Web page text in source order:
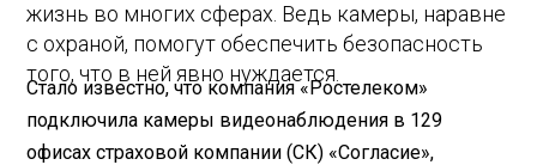
жизнь во многих сферах. Ведь камеры, наравне
с охраной, помогут обеспечить безопасность
того, что в ней явно нуждается.
Стало известно, что компания «Ростелеком»
подключила камеры видеонаблюдения в 129
офисах страховой компании (СК) «Согласие»,